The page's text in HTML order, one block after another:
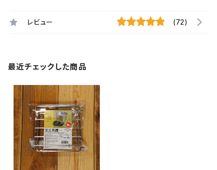
レビュー (72)
最近チェックした商品